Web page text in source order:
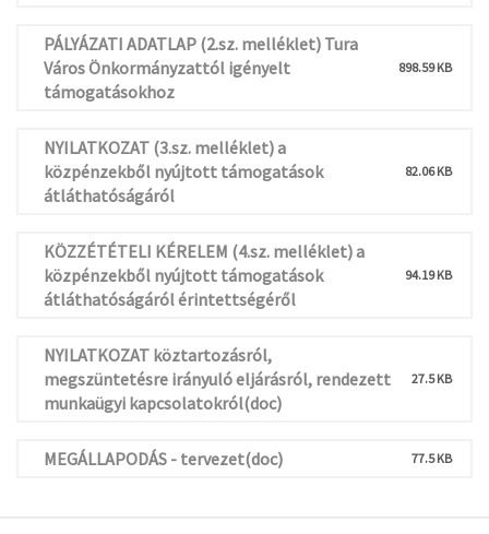
PÁLYÁZATI ADATLAP (2.sz. melléklet) Tura
Város Önkormányzattól igényelt
támogatásokhoz
898.59 KB
NYILATKOZAT (3.sz. melléklet) a
közpénzekből nyújtott támogatások
átláthatóságáról
82.06 KB
KÖZZÉTÉTELI KÉRELEM (4.sz. melléklet) a
közpénzekből nyújtott támogatások
átláthatóságáról érintettségéről
94.19 KB
NYILATKOZAT köztartozásról,
megszüntetésre irányuló eljárásról, rendezett
munkaügyi kapcsolatokról(doc)
27.5 KB
MEGÁLLAPODÁS - tervezet(doc) 77.5 KB